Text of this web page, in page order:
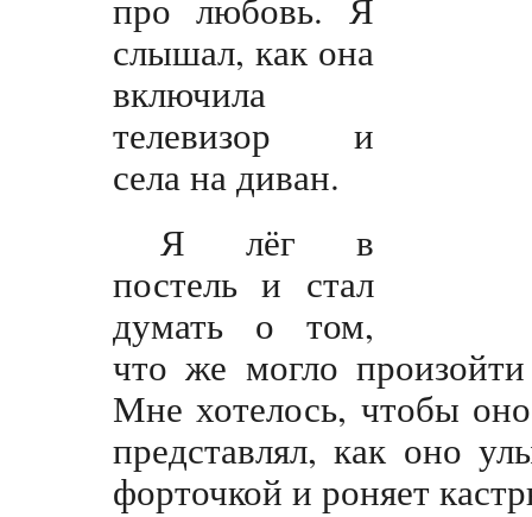
слышал, как она
включила
телевизор и
села на диван.
Я лёг в
постель и стал
думать о том,
что же могло
Мне хотелось, чтобы
представлял, как оно
форточкой и роняет